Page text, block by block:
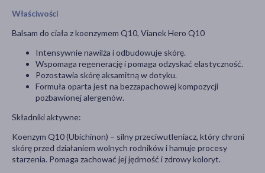
Właściwości
Balsam do ciała z koenzymem Q10, Vianek Hero Q10
Intensywnie nawilża i odbudowuje skórę.
Wspomaga regenerację i pomaga odzyskać elastyczność.
Pozostawia skórę aksamitną w dotyku.
Formuła oparta jest na bezzapachowej kompozycji
pozbawionej alergenów.
Składniki aktywne:
Koenzym Q10 (Ubichinon) – silny przeciwutleniacz, który chroni
skórę przed działaniem wolnych rodników i hamuje procesy
starzenia. Pomaga zachować jej jędrność i zdrowy koloryt.